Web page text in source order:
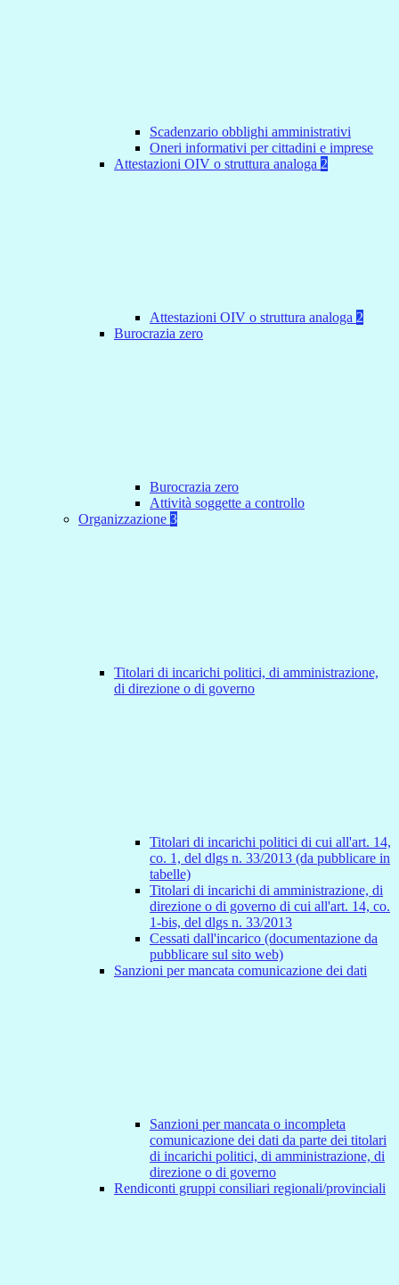
Scadenzario obblighi amministrativi
Oneri informativi per cittadini e imprese
Attestazioni OIV o struttura analoga 2
Attestazioni OIV o struttura analoga 2
Burocrazia zero
Burocrazia zero
Attività soggette a controllo
Organizzazione 3
Titolari di incarichi politici, di amministrazione,
di direzione o di governo
Titolari di incarichi politici di cui all'art. 14,
co. 1, del dlgs n. 33/2013 (da pubblicare in
tabelle)
Titolari di incarichi di amministrazione, di
direzione o di governo di cui all'art. 14, co.
1-bis, del dlgs n. 33/2013
Cessati dall'incarico (documentazione da
pubblicare sul sito web)
Sanzioni per mancata comunicazione dei dati
Sanzioni per mancata o incompleta
comunicazione dei dati da parte dei titolari
di incarichi politici, di amministrazione, di
direzione o di governo
Rendiconti gruppi consiliari regionali/provinciali